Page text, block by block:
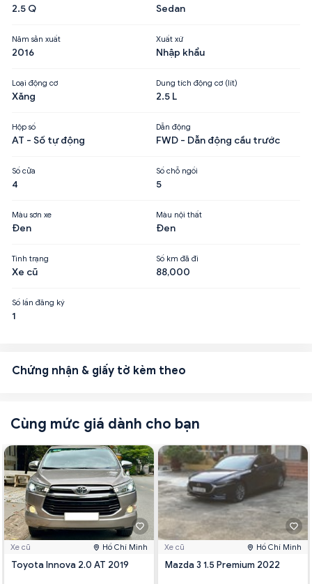
2.5 Q Sedan
Năm sản xuất
2016
Xuất xứ
Nhập khẩu
Loại động cơ
Xăng
Dung tích động cơ (lít)
2.5 L
Hộp số
AT - Số tự động
Dẫn động
FWD - Dẫn động cầu trước
Số cửa
4
Số chỗ ngồi
5
Màu sơn xe
Đen
Màu nội thất
Đen
Tình trạng
Xe cũ
Số km đã đi
88,000
Số lần đăng ký
1
Chứng nhận & giấy tờ kèm theo
Cùng mức giá dành cho bạn
Xe cũ Hồ Chí Minh
Toyota Innova 2.0 AT 2019
Xe cũ Hồ Chí Minh
Mazda 3 1.5 Premium 2022